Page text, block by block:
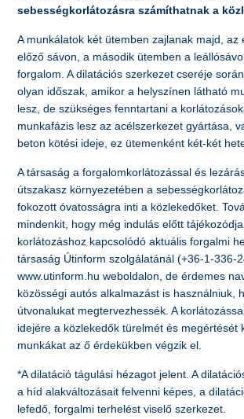
sebességkorlátozásra számíthatnak a
A munkálatok két ütemben zajlanak majd, az
előző sávon, a második ütemben a
forgalom. A dilatációs szerkezet cseréje
olyan időszak, amikor a helyszínen látható
lesz, de szükséges fenntartani a
munkafázis lesz az acélszerkezet gyártása,
beton kötési ideje, ez ütemenként két-két
A társaság a forgalomkorlátozással és
útszakasz környezetében a
fokozott óvatosságra inti a közlekedőket.
mindenkit, hogy még indulás előtt
korlátozáshoz kapcsolódó aktuális forgalmi
társaság Útinform szolgálatánál (+36-1-336-
www.utinform.hu weboldalon, de érdemes
közösségi autós alkalmazást is használniuk,
útvonalukat megtervezhessék. A
idejére a közlekedők türelmét és megértését
munkákat az ő érdekükben végzik el.
*A dilatáció tágulási hézagot jelent. A
a híd alakváltozásait felvenni képes, a
lefedő, forgalmi terhelést viselő szerkezet.